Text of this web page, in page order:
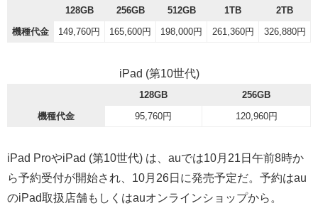
128GB 256GB 512GB 1TB
2TB
機種代金
149,760円 165,600円 198,000円 261,360円 326,880円
iPad (第10世代)
128GB
256GB
機種代金
95,760円 120,960円
iPad ProやiPad (第10世代) は、auでは10月21日午前8時か
ら予約受付が開始され、10月26日に発売予定だ。予約はau
のiPad取扱店舗もしくはauオンラインショップから。